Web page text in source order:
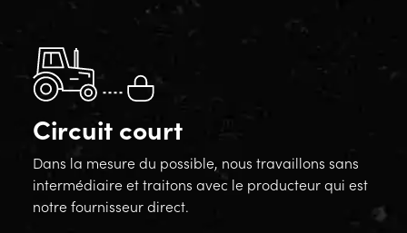
Circuit court
Dans la mesure du possible, nous travaillons sans
intermédiaire et traitons avec le producteur qui est
notre fournisseur direct.